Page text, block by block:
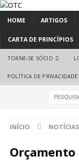
HOME ARTIGOS
CARTA DE PRINCÍPIOS
TORNE-SE SÓCIO
POLÍTICA DE PRIVACIDADE
INÍCIO NOTÍCIAS
Orçamento